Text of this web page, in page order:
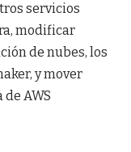
servicios
modificar
de nubes, los
y mover
AWS